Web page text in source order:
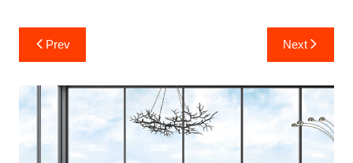
Yazı
gezinmesi
Prev Next